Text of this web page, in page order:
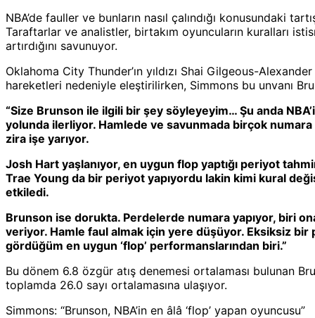
NBA’de fauller ve bunların nasıl çalındığı konusundaki
Taraftarlar ve analistler, birtakım oyuncuların kuralları
artırdığını savunuyor.
Oklahoma City Thunder’ın yıldızı Shai Gilgeous-
hareketleri nedeniyle eleştirilirken, Simmons bu unvanı
“Size Brunson ile ilgili bir şey söyleyeyim… Şu anda
yolunda ilerliyor. Hamlede ve savunmada birçok numara
zira işe yarıyor.
Josh Hart yaşlanıyor, en uygun flop yaptığı periyot
Trae Young da bir periyot yapıyordu lakin kimi kural
etkiledi.
Brunson ise dorukta. Perdelerde numara yapıyor, biri
veriyor. Hamle faul almak için yere düşüyor. Eksiksiz
gördüğüm en uygun ‘flop’ performanslarından biri.”
Bu dönem 6.8 özgür atış denemesi ortalaması bulunan
toplamda 26.0 sayı ortalamasına ulaşıyor.
Simmons: “Brunson, NBA’in en âlâ ‘flop’ yapan oyuncusu”